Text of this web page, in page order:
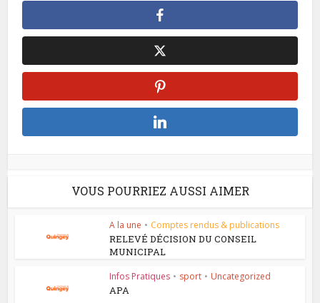
VOUS POURRIEZ AUSSI AIMER
A la une • Comptes rendus & publications
RELEVÉ DÉCISION DU CONSEIL
MUNICIPAL
Infos Pratiques • sport • Uncategorized
APA